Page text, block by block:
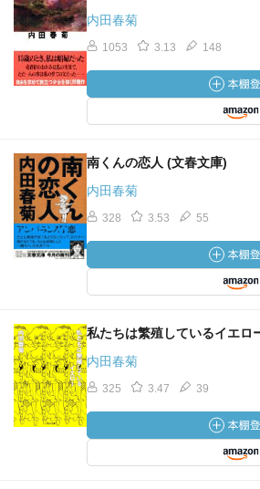
内田春菊
1053 3.13 148
南くんの恋人 (文春文庫)
内田春菊
328 3.53 55
私たちは繁殖しているイエロ
内田春菊
325 3.47 39